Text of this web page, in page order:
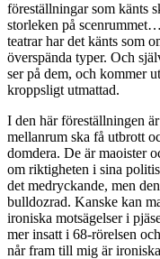
föreställningar som känts
storleken på
teatrar har det känts som
överspända typer. Och
ser på dem, och kommer
kroppsligt utmattad.
I den här föreställningen
mellanrum ska få utbrott
domdera. De är maoister
om riktigheten i sina
det medryckande, men
bulldozrad. Kanske kan
ironiska motsägelser i
mer insatt i 68-rörelsen
når fram till mig är